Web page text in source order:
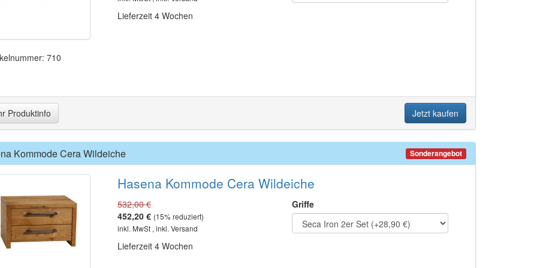
710
Lieferzeit 4 Wochen
Produktinfo Jetzt kaufen
Kommode Cera Wildeiche Sonderangebot
Hasena Kommode Cera Wildeiche
532,00 €
452,20 € (15% reduziert)
inkl. MwSt , inkl. Versand
Lieferzeit 4 Wochen
Griffe